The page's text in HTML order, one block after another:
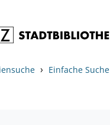
› Einfache Suche